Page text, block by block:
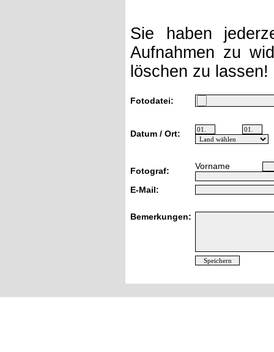
Sie haben
Aufnahmen zu
löschen zu
Fotodatei:
Datum / Ort:
Fotograf: Vorname
E-Mail:
Bemerkungen: